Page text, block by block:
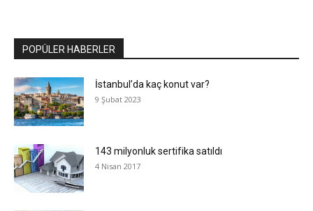
POPÜLER HABERLER
İstanbul’da kaç konut var?
9 Şubat 2023
143 milyonluk sertifika satıldı
4 Nisan 2017